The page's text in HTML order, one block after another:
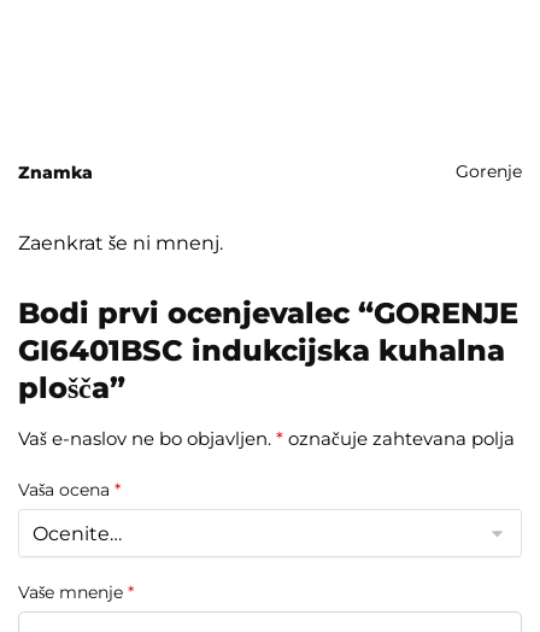
Znamka Gorenje
Zaenkrat še ni mnenj.
Bodi prvi ocenjevalec “GORENJE
GI6401BSC indukcijska kuhalna
plošča”
Vaš e-naslov ne bo objavljen. * označuje zahtevana polja
Vaša ocena *
Vaše mnenje *